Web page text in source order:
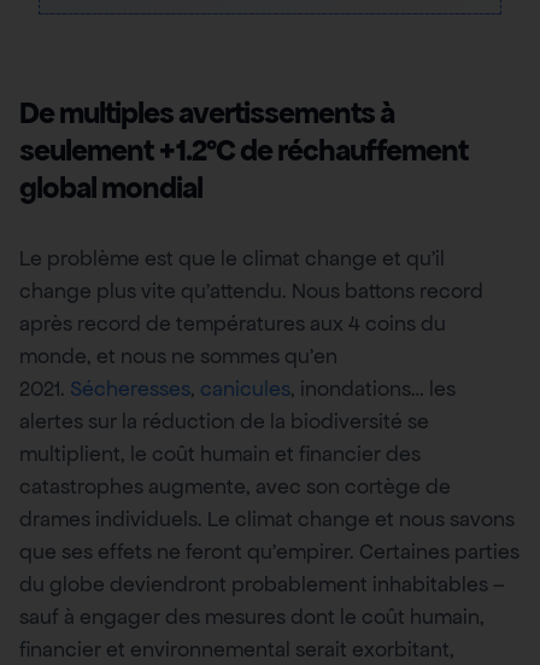
De multiples avertissements à
seulement +1.2°C de réchauffement
global mondial
Le problème est que le climat change et qu’il
change plus vite qu’attendu. Nous battons record
après record de températures aux 4 coins du
monde, et nous ne sommes qu’en
2021. Sécheresses, canicules, inondations… les
alertes sur la réduction de la biodiversité se
multiplient, le coût humain et financier des
catastrophes augmente, avec son cortège de
drames individuels. Le climat change et nous savons
que ses effets ne feront qu’empirer. Certaines parties
du globe deviendront probablement inhabitables –
sauf à engager des mesures dont le coût humain,
financier et environnemental serait exorbitant,